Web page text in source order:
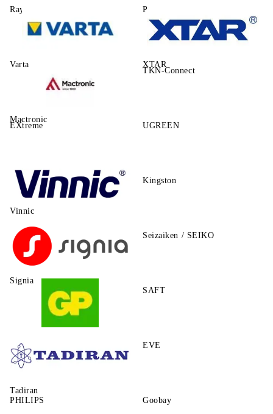
Rayovac Power One
Varta XTAR
Mactronic
TKN-Connect
EXtreme UGREEN
Vinnic
Kingston
Signia
Seizaiken / SEIKO
SAFT
Tadiran
EVE
PHILIPS Goobay